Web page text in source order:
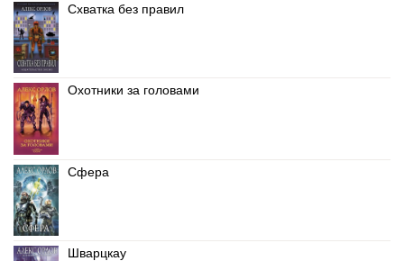
Схватка без правил
Охотники за головами
Сфера
Шварцкау